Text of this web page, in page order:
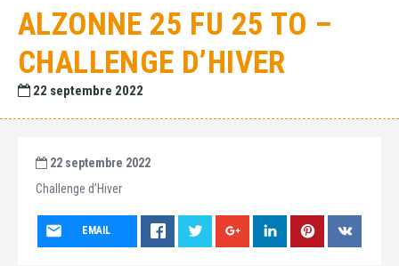
ALZONNE 25 FU 25 TO –
CHALLENGE D’HIVER
22 septembre 2022
22 septembre 2022
Challenge d’Hiver
EMAIL